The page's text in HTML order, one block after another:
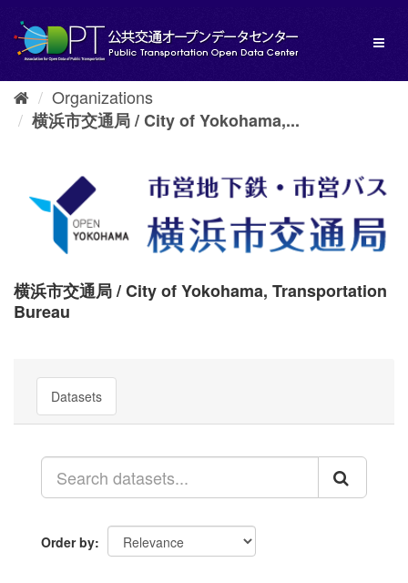
content
Organizations
横浜市交通局 / City of Yokohama,...
横浜市交通局 / City of Yokohama, Transportation
Bureau
Datasets
Order by